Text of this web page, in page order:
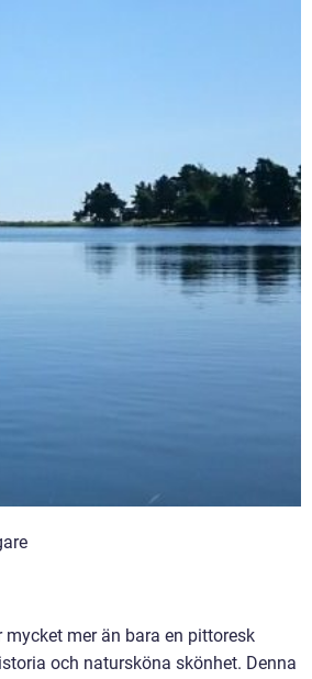
mer än bara en pittoresk
och natursköna skönhet. Denna